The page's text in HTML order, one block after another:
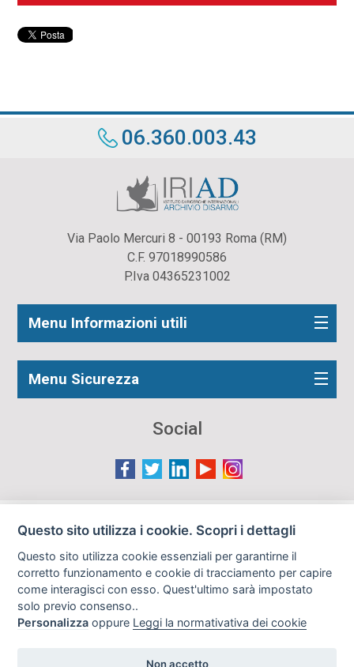
06.360.003.43
Via Paolo Mercuri 8 - 00193 Roma (RM)
C.F. 97018990586
P.Iva 04365231002
Menu Informazioni utili
Menu Sicurezza
Social
Le immagini presenti nel sito sono in parte reperite da
gli autori o i soggetti ritratti fossero contrari al loro utilizzo
in questa sede, l'Istituto, ove opportuno, provvederà a
rimuoverle previa richiesta all'indirizzo email:
info@archiviodisarmo.it
Questo sito utilizza i cookie. Scopri i dettagli
Questo sito utilizza cookie essenziali per garantirne il
corretto funzionamento e cookie di tracciamento per capire
come interagisci con esso. Quest'ultimo sarà impostato
solo previo consenso..
Personalizza oppure Leggi la normativativa dei cookie
Non accetto